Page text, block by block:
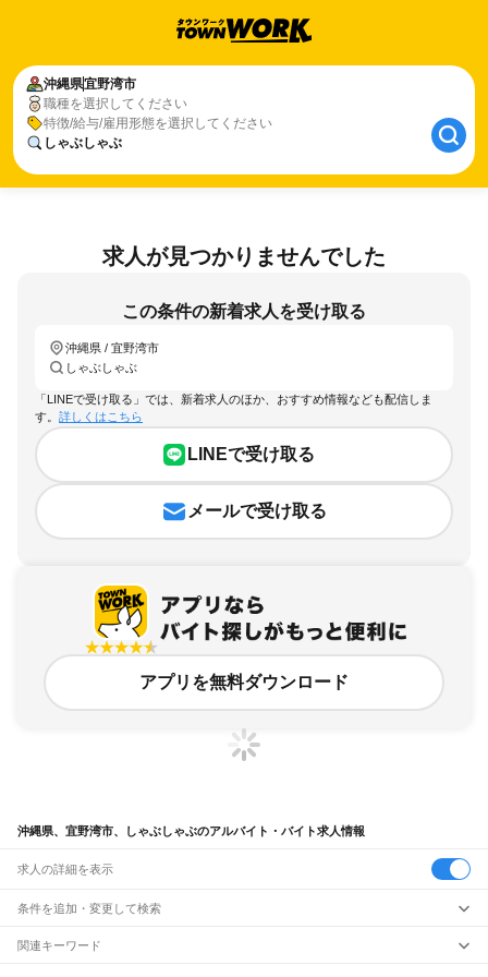
沖縄県宜野湾市
職種を選択してください
特徴/給与/雇用形態を選択してください
しゃぶしゃぶ
求人が見つかりませんでした
この条件の新着求人を受け取る
沖縄県 / 宜野湾市
しゃぶしゃぶ
「LINEで受け取る」では、新着求人のほか、おすすめ情報なども配信しま
す。 詳しくはこちら
LINEで受け取る
メールで受け取る
アプリを無料ダウンロード
沖縄県、宜野湾市、しゃぶしゃぶのアルバイト・バイト求人情報
求人の詳細を表示
条件を追加・変更して検索
市区町村を追加・変更
関連キーワード